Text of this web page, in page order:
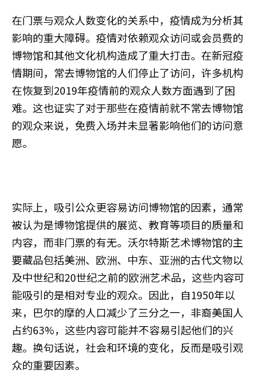
在门票与观众人数变化的关系中，疫情成为分析其
影响的重大障碍。疫情对依赖观众访问或会员费的
博物馆和其他文化机构造成了重大打击。在新冠疫
情期间，常去博物馆的人们停止了访问，许多机构
在恢复到2019年疫情前的观众人数方面遇到了困
难。这也证实了对于那些在疫情前就不常去博物馆
的观众来说，免费入场并未显著影响他们的访问意
愿。
实际上，吸引公众更容易访问博物馆的因素，通常
被认为是博物馆提供的展览、教育等项目的质量和
内容，而非门票的有无。沃尔特斯艺术博物馆的主
要藏品包括美洲、欧洲、中东、亚洲的古代文物以
及中世纪和20世纪之前的欧洲艺术品，这些内容可
能吸引的是相对专业的观众。因此，自1950年以
来，巴尔的摩的人口减少了三分之一，非裔美国人
占约63%，这些内容可能并不容易引起他们的兴
趣。换句话说，社会和环境的变化，反而是吸引观
众的重要因素。